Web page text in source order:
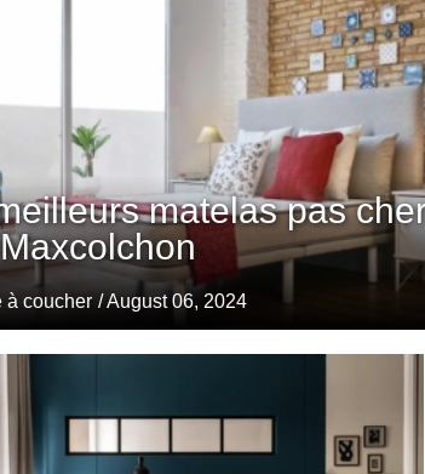
matelas pas
à coucher / August 06, 2024